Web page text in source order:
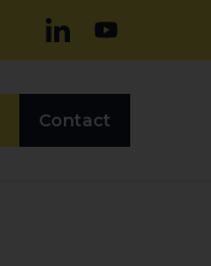
Contact